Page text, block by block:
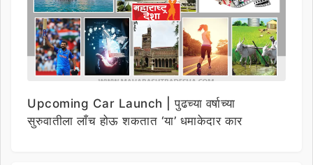
Upcoming Car Launch | पुढच्या वर्षाच्या
सुरुवातीला लाँच होऊ शकतात ‘या’ धमाकेदार कार